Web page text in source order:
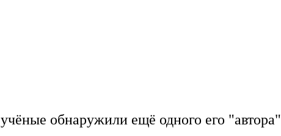
учёные обнаружили ещё одного его "автора"